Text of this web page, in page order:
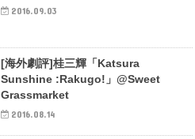
2016.09.03
[海外劇評]桂三輝「Katsura
Sunshine :Rakugo!」@Sweet
Grassmarket
2016.08.14